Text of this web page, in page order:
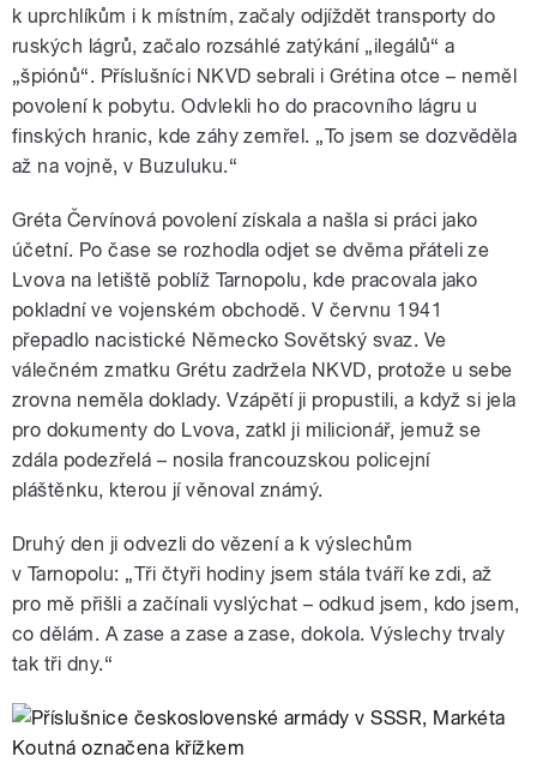
k uprchlíkům i k místním, začaly odjíždět transporty do
ruských lágrů, začalo rozsáhlé zatýkání „ilegálů“ a
„špiónů“. Příslušníci NKVD sebrali i Grétina otce – neměl
povolení k pobytu. Odvlekli ho do pracovního lágru u
finských hranic, kde záhy zemřel. „To jsem se dozvěděla
až na vojně, v Buzuluku.“
Gréta Červínová povolení získala a našla si práci jako
účetní. Po čase se rozhodla odjet se dvěma přáteli ze
Lvova na letiště poblíž Tarnopolu, kde pracovala jako
pokladní ve vojenském obchodě. V červnu 1941
přepadlo nacistické Německo Sovětský svaz. Ve
válečném zmatku Grétu zadržela NKVD, protože u sebe
zrovna neměla doklady. Vzápětí ji propustili, a když si jela
pro dokumenty do Lvova, zatkl ji milicionář, jemuž se
zdála podezřelá – nosila francouzskou policejní
pláštěnku, kterou jí věnoval známý.
Druhý den ji odvezli do vězení a k výslechům
v Tarnopolu: „Tři čtyři hodiny jsem stála tváří ke zdi, až
pro mě přišli a začínali vyslýchat – odkud jsem, kdo jsem,
co dělám. A zase a zase a zase, dokola. Výslechy trvaly
tak tři dny.“